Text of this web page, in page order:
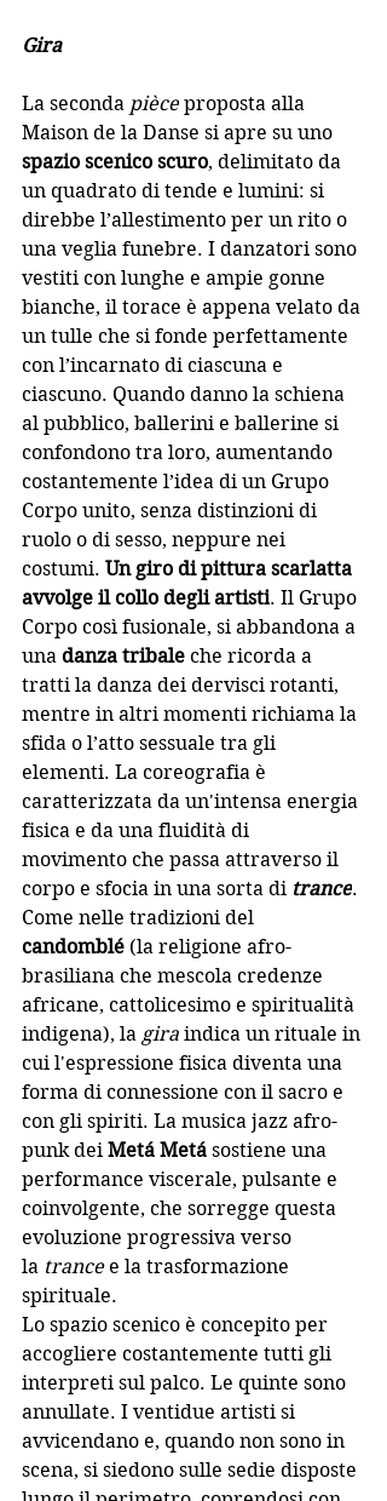
Gira
La seconda pièce proposta alla
Maison de la Danse si apre su uno
spazio scenico scuro, delimitato da
un quadrato di tende e lumini: si
direbbe l’allestimento per un rito o
una veglia funebre. I danzatori sono
vestiti con lunghe e ampie gonne
bianche, il torace è appena velato da
un tulle che si fonde perfettamente
con l’incarnato di ciascuna e
ciascuno. Quando danno la schiena
al pubblico, ballerini e ballerine si
confondono tra loro, aumentando
costantemente l’idea di un Grupo
Corpo unito, senza distinzioni di
ruolo o di sesso, neppure nei
costumi. Un giro di pittura scarlatta
avvolge il collo degli artisti. Il Grupo
Corpo così fusionale, si abbandona a
una danza tribale che ricorda a
tratti la danza dei dervisci rotanti,
mentre in altri momenti richiama la
sfida o l’atto sessuale tra gli
elementi. La coreografia è
caratterizzata da un'intensa energia
fisica e da una fluidità di
movimento che passa attraverso il
corpo e sfocia in una sorta di trance.
Come nelle tradizioni del
candomblé (la religione afro-
brasiliana che mescola credenze
africane, cattolicesimo e spiritualità
indigena), la gira indica un rituale in
cui l'espressione fisica diventa una
forma di connessione con il sacro e
con gli spiriti. La musica jazz afro-
punk dei Metá Metá sostiene una
performance viscerale, pulsante e
coinvolgente, che sorregge questa
evoluzione progressiva verso
la trance e la trasformazione
spirituale.
Lo spazio scenico è concepito per
accogliere costantemente tutti gli
interpreti sul palco. Le quinte sono
annullate. I ventidue artisti si
avvicendano e, quando non sono in
scena, si siedono sulle sedie disposte